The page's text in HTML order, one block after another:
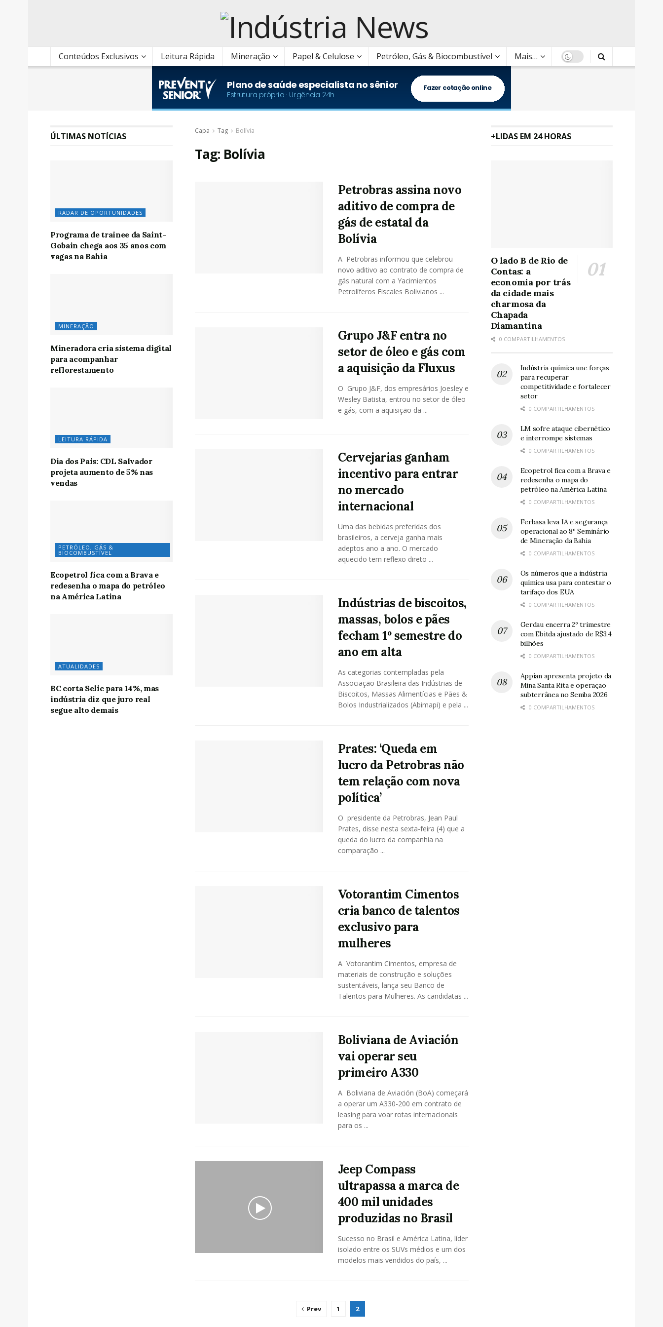
Conteúdos Exclusivos Leitura Rápida Mineração Papel & Celulose Petróleo, Gás & Biocombustível Mais…
Capa Tag Bolívia
Tag: Bolívia
Petrobras assina novo
aditivo de compra de
gás de estatal da
Bolívia
A Petrobras informou que celebrou
novo aditivo ao contrato de compra de
gás natural com a Yacimientos
Petrolíferos Fiscales Bolivianos ...
Grupo J&F entra no
setor de óleo e gás com
a aquisição da Fluxus
O Grupo J&F, dos empresários Joesley e
Wesley Batista, entrou no setor de óleo
e gás, com a aquisição da ...
Cervejarias ganham
incentivo para entrar
no mercado
internacional
Uma das bebidas preferidas dos
brasileiros, a cerveja ganha mais
adeptos ano a ano. O mercado
aquecido tem reflexo direto ...
Indústrias de biscoitos,
massas, bolos e pães
fecham 1º semestre do
ano em alta
As categorias contempladas pela
Associação Brasileira das Indústrias de
Biscoitos, Massas Alimentícias e Pães &
Bolos Industrializados (Abimapi) e pela ...
Prates: ‘Queda em
lucro da Petrobras não
tem relação com nova
política’
O presidente da Petrobras, Jean Paul
Prates, disse nesta sexta-feira (4) que a
queda do lucro da companhia na
comparação ...
Votorantim Cimentos
cria banco de talentos
exclusivo para
mulheres
A Votorantim Cimentos, empresa de
materiais de construção e soluções
sustentáveis, lança seu Banco de
Talentos para Mulheres. As candidatas ...
Boliviana de Aviación
vai operar seu
primeiro A330
A Boliviana de Aviación (BoA) começará
a operar um A330-200 em contrato de
leasing para voar rotas internacionais
para os ...
Jeep Compass
ultrapassa a marca de
400 mil unidades
produzidas no Brasil
Sucesso no Brasil e América Latina, líder
isolado entre os SUVs médios e um dos
modelos mais vendidos do país, ...
Prev 1 2
ÚLTIMAS NOTÍCIAS
RADAR DE OPORTUNIDADES
Programa de trainee da Saint-
Gobain chega aos 35 anos com
vagas na Bahia
MINERAÇÃO
Mineradora cria sistema digital
para acompanhar
reflorestamento
LEITURA RÁPIDA
Dia dos Pais: CDL Salvador
projeta aumento de 5% nas
vendas
PETRÓLEO, GÁS &
BIOCOMBUSTÍVEL
Ecopetrol fica com a Brava e
redesenha o mapa do petróleo
na América Latina
ATUALIDADES
BC corta Selic para 14%, mas
indústria diz que juro real
segue alto demais
+LIDAS EM 24 HORAS
O lado B de Rio de
Contas: a
economia por trás
da cidade mais
charmosa da
Chapada
Diamantina
0 COMPARTILHAMENTOS
Indústria química une forças
para recuperar
competitividade e fortalecer
setor
0 COMPARTILHAMENTOS
LM sofre ataque cibernético
e interrompe sistemas
0 COMPARTILHAMENTOS
Ecopetrol fica com a Brava e
redesenha o mapa do
petróleo na América Latina
0 COMPARTILHAMENTOS
Ferbasa leva IA e segurança
operacional ao 8º Seminário
de Mineração da Bahia
0 COMPARTILHAMENTOS
Os números que a indústria
química usa para contestar o
tarifaço dos EUA
0 COMPARTILHAMENTOS
Gerdau encerra 2º trimestre
com Ebitda ajustado de R$3,4
bilhões
0 COMPARTILHAMENTOS
Appian apresenta projeto da
Mina Santa Rita e operação
subterrânea no Semba 2026
0 COMPARTILHAMENTOS